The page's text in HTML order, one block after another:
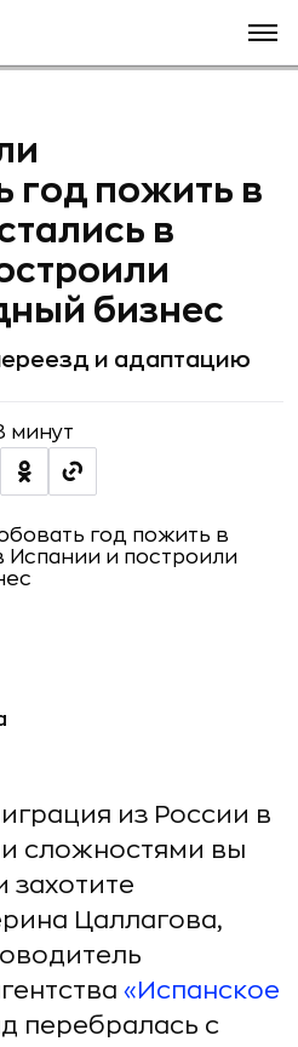
год пожить в
в
бизнес
и адаптацию
минут
из России в
сложностями вы
захотите
Цаллагова,
«Испанское
перебралась с